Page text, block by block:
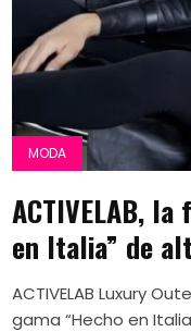
MODA
ACTIVELAB,
en Italia” de
ACTIVELAB Luxury
gama “Hecho en